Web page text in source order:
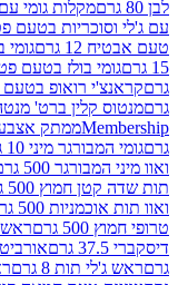
מקלות גומי עם ג'לי וסוכריות
בטעם פטל ואוכמניות 36
גומי בולז בטעם
בולז בטעם פטל 15 גרם
בטעם פירות 10 גרם
ברט' מנטה 90 גרם
ממתק אצבעוני 7.5 גרם
מיני 10 גרם
גומי
500 גרם
גומי ואוו נחש
500 גרם
גומי ואוו
500 גרם
גומי ואוו
ראש ג'לי אבטיח 8 גרם
8 גרם
ראש ג'לי פטל 8